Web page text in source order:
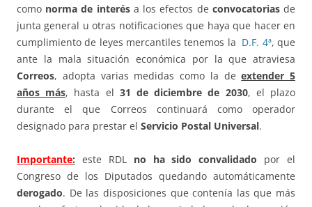
como norma de interésa los efectos de convocatoriasde
junta general u otras notificaciones que haya que hacer en
cumplimiento de leyes mercantiles tenemos la D.F. 4ª, que
ante la mala situación económica por la que atraviesa
Correos, adopta varias medidas como la deextender 5
años más, hasta el 31 de diciembre de 2030, el plazo
durante el que Correos continuará como operador
designado para prestar el Servicio Postal Universal.
Importante: este RDL no ha sido convalidado por el
Congreso de los Diputados quedando automáticamente
derogado. De las disposiciones que contenía las que más